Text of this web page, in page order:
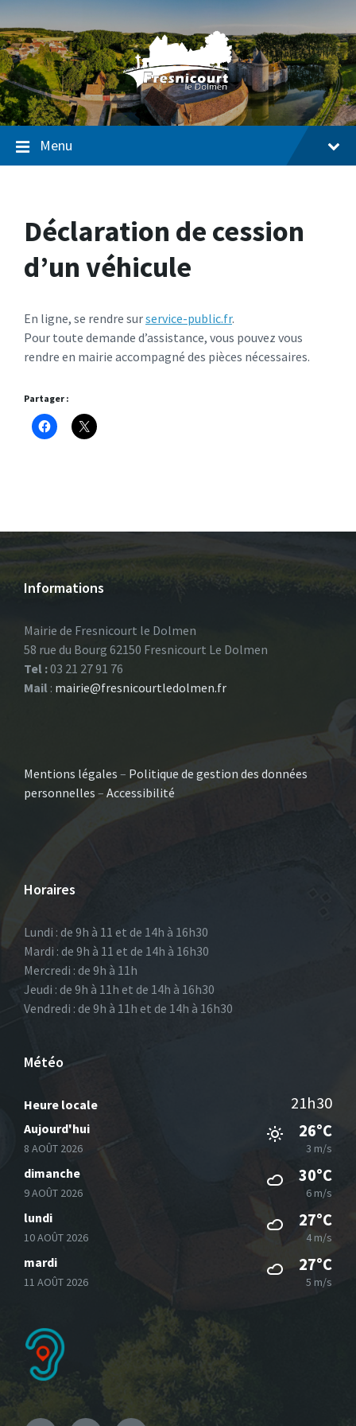
Passer
contenu
Passer
la
navigation
Passer
pied
de
page
Menu
Déclaration de cession
d’un véhicule
En ligne, se rendre surservice-public.fr.
Pour toute demande d’assistance, vous pouvez vous
rendre en mairie accompagné des pièces nécessaires.
Partager :
Informations
Mairie de Fresnicourt le Dolmen
58 rue du Bourg 62150 Fresnicourt Le Dolmen
Tel :03 21 27 91 76
Mail : mairie@fresnicourtledolmen.fr
Mentions légales – Politique de gestion des données
personnelles – Accessibilité
Horaires
Lundi : de 9h à 11 et de 14h à 16h30
Mardi : de 9h à 11 et de 14h à 16h30
Mercredi : de 9h à 11h
Jeudi : de 9h à 11h et de 14h à 16h30
Vendredi : de 9h à 11h et de 14h à 16h30
Météo
Heure locale 21h30
Aujourd'hui
8 AOÛT 2026
26°C
3 m/s
dimanche
9 AOÛT 2026
30°C
6 m/s
lundi
10 AOÛT 2026
27°C
4 m/s
mardi
11 AOÛT 2026
27°C
5 m/s